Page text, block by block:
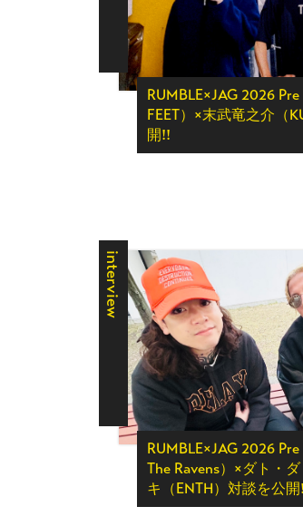
RUMBLE×JAG 2026
FEET）×末武竜之介（
開!!
RUMBLE×JAG 2026
The Ravens）×ダト・
キ（ENTH）対談を公
interview